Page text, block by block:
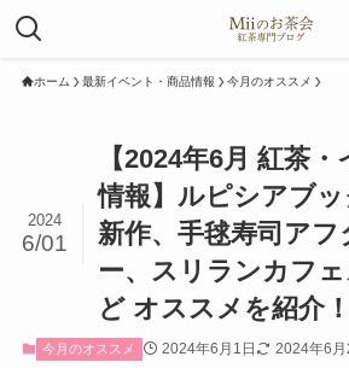
ホーム 最新イベント・商品情報 今月のオススメ
【2024年6月 紅茶
情報】ルピシアブ
新作、手毬寿司アフ
ー、スリランカフ
ど オススメを紹介！
2024
6/01
今月のオススメ 2024年6月1日 2024年6月